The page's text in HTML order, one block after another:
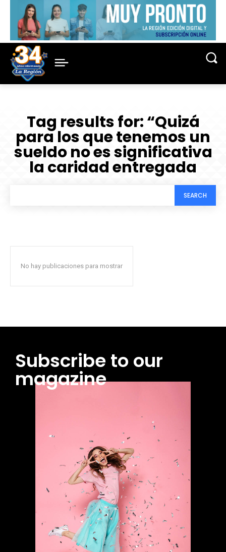
Tag results for:“Quizá
para los que tenemos un
sueldo no es significativa
la caridad entregada
SEARCH
No hay publicaciones para mostrar
Subscribe to our
magazine